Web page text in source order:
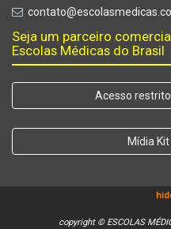
Seja um parceiro
Escolas Médicas do Brasil
Acesso
Mídia Kit
copyright © ESCOLAS